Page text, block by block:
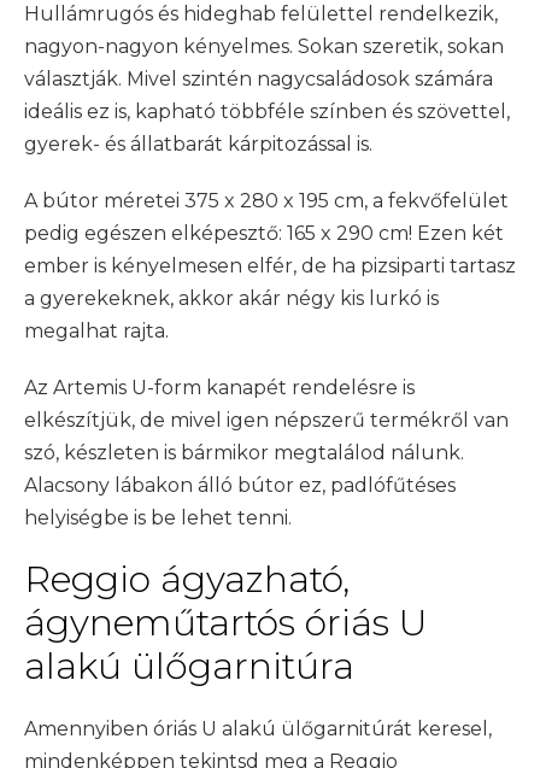
Hullámrugós és hideghab felülettel rendelkezik,
nagyon-nagyon kényelmes. Sokan szeretik, sokan
választják. Mivel szintén nagycsaládosok számára
ideális ez is, kapható többféle színben és szövettel,
gyerek- és állatbarát kárpitozással is.
A bútor méretei 375 x 280 x 195 cm, a fekvőfelület
pedig egészen elképesztő: 165 x 290 cm! Ezen két
ember is kényelmesen elfér, de ha pizsiparti tartasz
a gyerekeknek, akkor akár négy kis lurkó is
megalhat rajta.
Az Artemis U-form kanapét rendelésre is
elkészítjük, de mivel igen népszerű termékről van
szó, készleten is bármikor megtalálod nálunk.
Alacsony lábakon álló bútor ez, padlófűtéses
helyiségbe is be lehet tenni.
Reggio ágyazható,
ágyneműtartós óriás U
alakú ülőgarnitúra
Amennyiben óriás U alakú ülőgarnitúrát keresel,
mindenképpen tekintsd meg a Reggio